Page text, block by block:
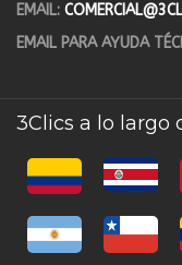
EMAIL:
EMAIL PARA AYUDA
3Clics a lo largo